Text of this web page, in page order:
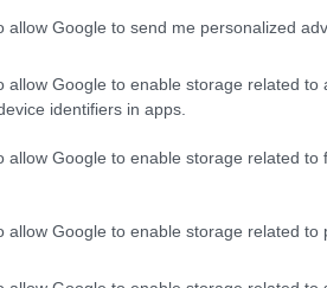
allow Google to send me personalized
allow Google to enable storage related to
identifiers in apps.
allow Google to enable storage related to
allow Google to enable storage related to
έθνος δημιουργών,
και μετατρέπουν